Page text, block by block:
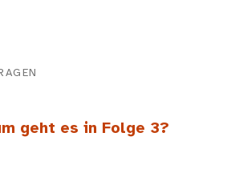
geht es in Folge 3?